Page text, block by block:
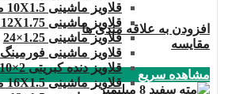
قلاویز ماشینی 10X1.5 میلیمتر .اسکا
قلاویز ماشینی 12X1.75 میلیمتر اسکا
قلاویز ماشینی 1.25×24
قلاویز ماشینی فورمینگ 1×6
قلاویز دنده کبریتی 2×10 چپ
قلاویز ماشینی 16X1.5 مارپیچ
افزودن به علاقه مندی ها
مقایسه
مشاهده سریع